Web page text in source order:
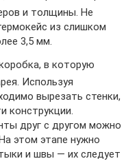
и толщины. Не
из слишком
3,5 мм.
в которую
Используя
вырезать стенки,
конструкции.
друг с другом можно
этом этапе нужно
и швы — их следует